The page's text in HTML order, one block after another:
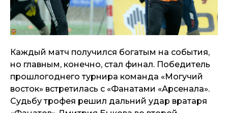
Каждый матч получился богатым на события,
но главным, конечно, стал финал. Победитель
прошлогоднего турнира команда «Могучий
восток» встретилась с «Фанатами «Арсенала».
Судьбу трофея решил дальний удар вратаря